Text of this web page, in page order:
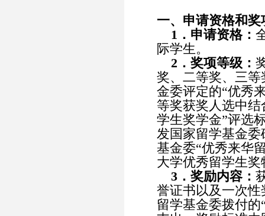
一、申请资格和奖
1．申请资格：
际学生。
2．奖项等级：
奖、二等奖、三
金委评定的“优秀
等奖获奖人选中
学生奖学金”评选
发国家留学基金
基金委“优秀来华
大学优秀留学生
3．奖励内容：
誉证书以及一次
留学基金委拨付